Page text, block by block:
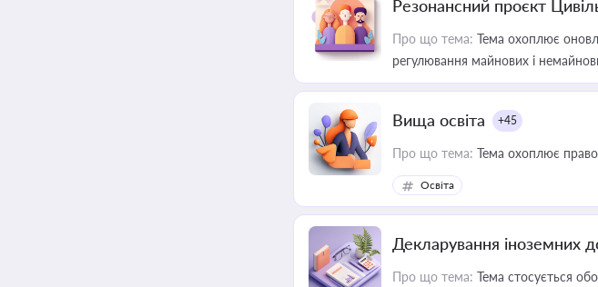
Резонансний проєкт
Про що тема: Тема охоплює
регулювання майнових і
Вища освіта +45
Про що тема: Тема охоплює
Освіта
Декларування іноземних
Про що тема: Тема стосується